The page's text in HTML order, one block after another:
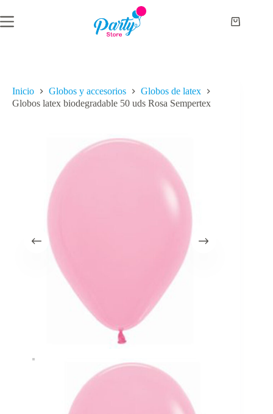
al
contenido
Carro
Inicio Globos y accesorios
Globos de latex
Globos latex biodegradable 50 uds Rosa Sempertex